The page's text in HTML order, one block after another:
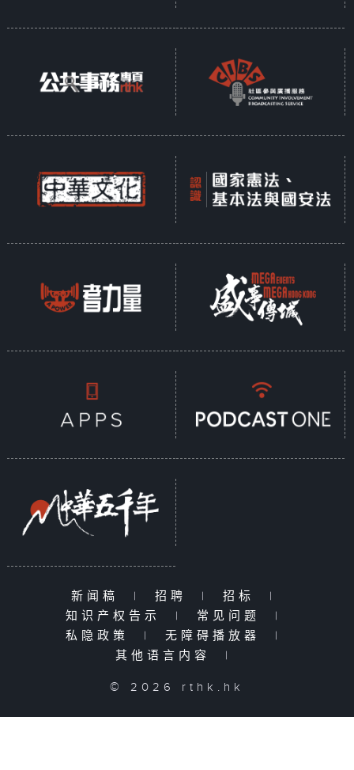
新闻稿 | 招聘 | 招标
|
知识产权告示
| 常见问题
|
私隐政策
| 无障碍播放器
|
其他语言内容
|
© 2026 rthk.hk